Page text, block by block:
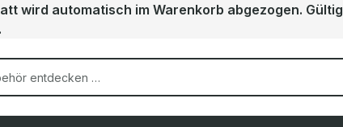
wird automatisch im Warenkorb abgezogen.